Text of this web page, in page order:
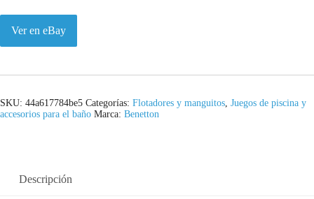
Ver en eBay
SKU: 44a617784be5 Categorías: Flotadores y manguitos, Juegos de piscina y
accesorios para el baño Marca: Benetton
Descripción